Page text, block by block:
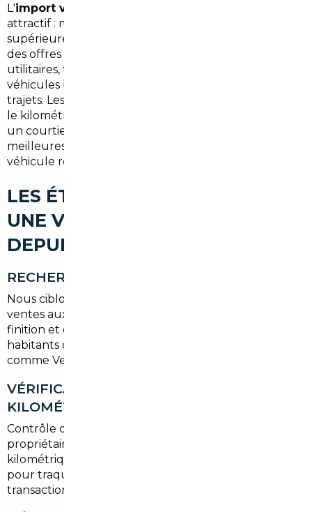
L'import voiture Allemagne Villepreux
attractif : modèles récents, finition souvent
supérieure et prix compétitifs. La Belgique apporte
des offres intéressantes sur les citadines et les
utilitaires, tandis que l'Europe du Nord propose des
véhicules bien entretenus et adaptés aux longs
trajets. Les différences de prix s'expliquent par la TVA,
le kilométrage moyen et l'équipement. Faire appel à
un courtier à Villepreux permet d'identifier les
meilleures sources selon le budget et le type de
véhicule recherché.
LES ÉTAPES POUR IMPORTER
UNE VOITURE D'OCCASION
DEPUIS VILLEPREUX
RECHERCHE DU VÉHICULE
Nous ciblons les annonces fiables, concessionnaires et
ventes aux enchères, et filtrons par historique,
finition et options pour répondre aux besoins des
habitants de Villepreux et des communes voisines
comme Versailles.
VÉRIFICATION HISTORIQUE ET
KILOMÉTRAGE
Contrôle des factures d'entretien, du nombre de
propriétaires précédents et des relevés
kilométriques. Nous utilisons des outils européens
pour traquer les incohérences et garantir une
transaction transparente.